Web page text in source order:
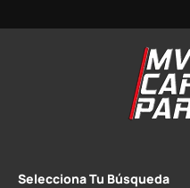
Selecciona Tu Búsqueda